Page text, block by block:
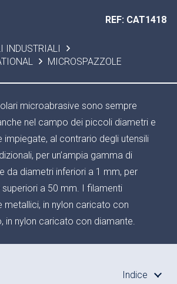
INDUSTRIALI
MICROSPAZZOLE
REF: CAT1418
microabrasive sono sempre
nel campo dei piccoli diametri e
impiegate, al contrario degli utensili
per un’ampia gamma di
da diametri inferiori a 1 mm, per
a 50 mm. I filamenti
metallici, in nylon caricato con
in nylon caricato con diamante.
Indice